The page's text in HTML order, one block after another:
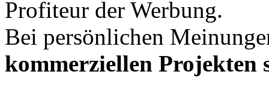
Profiteur der Werbung.
Bei persönlichen
kommerziellen Projekten